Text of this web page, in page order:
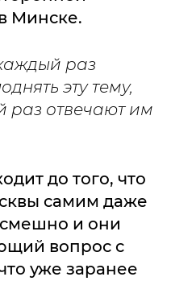
Минске.
раз
эту тему,
раз отвечают им
до того, что
самим даже
смешно и они
вопрос с
уже заранее